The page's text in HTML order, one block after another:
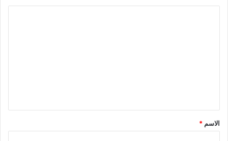
*
الاسم *